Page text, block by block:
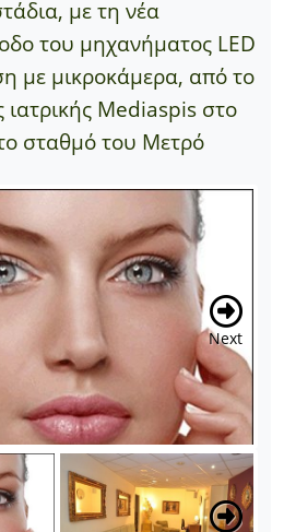
με τη νέα
του μηχανήματος LED
με μικροκάμερα, από το
ιατρικής Mediaspis στο
σταθμό του Μετρό
Next